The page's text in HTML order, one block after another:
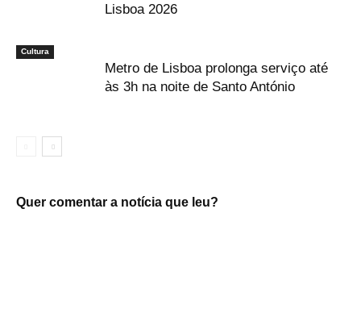
Lisboa 2026
Cultura
Metro de Lisboa prolonga serviço até
às 3h na noite de Santo António
Quer comentar a notícia que leu?